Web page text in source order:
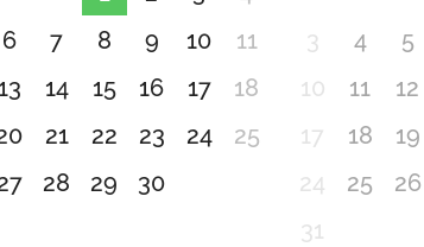
6 7 8 9 10
11
13 14 15 16 17
18
21 22 23 24
25
28 29 30
3
4 5
10
11 12
17
18 19
24
25 26
31